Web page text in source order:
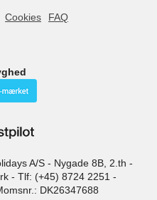
Cookies
FAQ
A/S- Nygade 8B, 2.th -
- Tlf: (+45) 8724 2251-
DK26347688